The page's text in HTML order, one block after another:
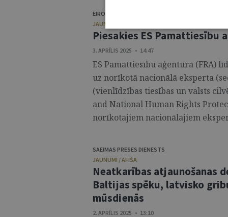
EIROPAS SAVIENĪBAS PAMATTIESĪBU AĢENTŪRA
JAUNUMI / AFIŠA
Piesakies ES Pamattiesību
3. APRĪLIS 2025 • 14:47
ES Pamattiesību aģentūra (FRA)
uz norīkotā nacionālā eksperta
(vienlīdzības tiesības un valsts
and National Human Rights
norīkotajiem nacionālajiem
SAEIMAS PRESES DIENESTS
JAUNUMI / AFIŠA
Neatkarības atjaunošanas
Baltijas spēku, latvisko
mūsdienās
2. APRĪLIS 2025 • 13:10